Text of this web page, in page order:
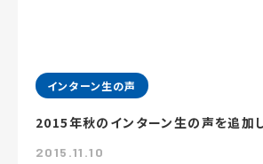
インターン生の声
2015年秋のインターン生の声を追加
2015.11.10